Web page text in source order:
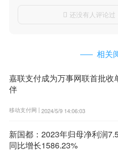
 还没有人评论过
相关
嘉联支付成为万事网联首批收
伴
移动支付网 | 2024/5/9 14:06:03
新国都：2023年归母净利润
同比增长1586.23%